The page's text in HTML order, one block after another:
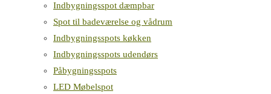
Indbygningsspot dæmpbar
Spot til badeværelse og vådrum
Indbygningsspots køkken
Indbygningsspots udendørs
Påbygningsspots
LED Møbelspot